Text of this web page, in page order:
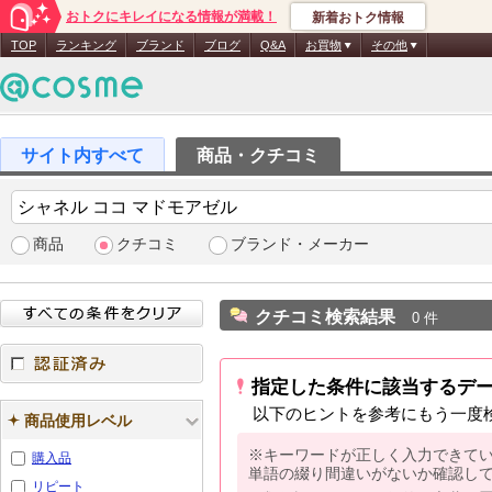
おトクにキレイになる情報が満載！ 新着おトク情報
TOP ランキング ブランド ブログ Q&A お買物 その他
商品・クチコミ
商品 クチコミ ブランド・メーカー
クチコミ検索結果 0 件
指定した条件に該当するデ
以下のヒントを参考にもう一度
※キーワードが正しく入力できて
単語の綴り間違いがないか確認し
認証済み
商品使用レベル
購入品
リピート